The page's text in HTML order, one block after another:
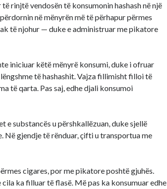
rinjtë vendosën të konsumonin hashash në një
në mënyrën më të përhapur përmes
të njohur — duke e administruar me pikatore
iniciuar këtë mënyrë konsumi, duke i ofruar
të hashashit. Vajza fillimisht filloi të
të qarta. Pas saj, edhe djali konsumoi
e substancës u përshkallëzuan, duke sjellë
Në gjendje të rënduar, çifti u transportua me
cigares, por me pikatore poshtë gjuhës.
ka filluar të flasë. Më pas ka konsumuar edhe